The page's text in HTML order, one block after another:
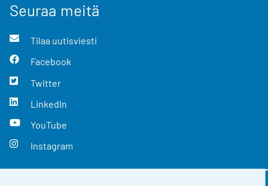
Seuraa meitä
Tilaa uutisviesti
Facebook
Twitter
LinkedIn
YouTube
Instagram